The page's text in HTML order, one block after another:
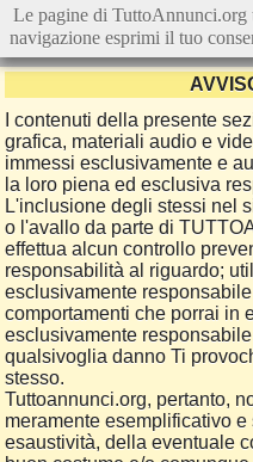
I contenuti della presente
grafica, materiali audio e
immessi esclusivamente e
la loro piena ed esclusiva
L'inclusione degli stessi nel
o l'avallo da parte di
effettua alcun controllo
responsabilità al riguardo;
esclusivamente
comportamenti che porrai in
esclusivamente
qualsivoglia danno Ti
stesso.
Tuttoannunci.org, pertanto,
meramente esemplificativo
esaustività, della eventuale
Le pagine di TuttoAnnunci.org
navigazione esprimi il tuo